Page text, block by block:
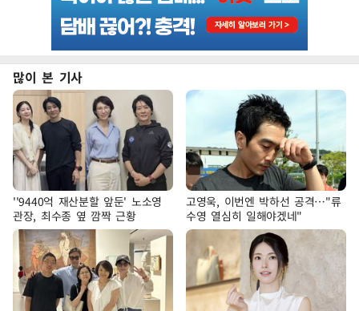
많이 본 기사
''9440억 재산분할 앞둔' 노소영
관장, 최수종 옆 깜짝 근황
고영욱, 이번엔 박하선 공격…"류
수영 열심히 일해야겠네"